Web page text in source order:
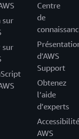
sur
sur
Centre
de
d’AWS
Support
Obtenez
l’aide
d’experts
Accessibilité
AWS